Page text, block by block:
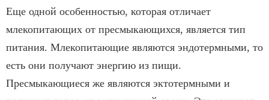
Еще одной особенностью, которая отличает
млекопитающих от пресмыкающихся, является тип
питания. Млекопитающие являются эндотермными, то
есть они получают энергию из пищи.
Пресмыкающиеся же являются эктотермными и